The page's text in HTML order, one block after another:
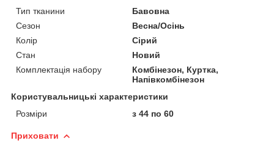
Тип тканини
Бавовна
Сезон
Весна/Осінь
Колір
Сірий
Стан
Новий
Комплектація набору
Комбінезон, Куртка,
Напівкомбінезон
Користувальницькі характеристики
Розміри
з 44 по 60
Приховати